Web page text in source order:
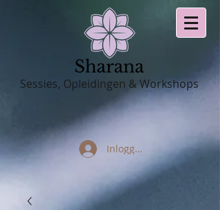
Sessies, Opleidingen & Workshops
Inloggen